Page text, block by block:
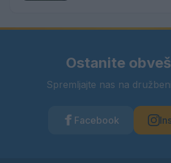
Ostanite
Spremljajte nas na
Facebook